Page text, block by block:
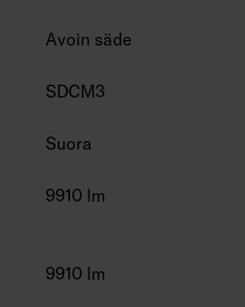
Avoin säde
SDCM3
Suora
9910 lm
9910 lm